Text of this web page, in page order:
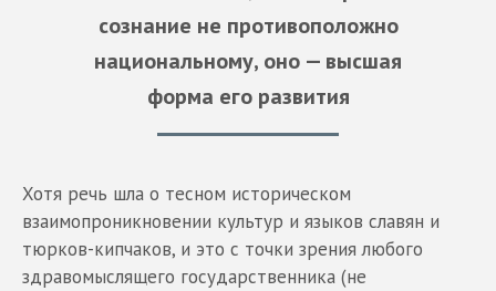
сознание не противоположно
национальному, оно — высшая
форма его развития
Хотя речь шла о тесном историческом
взаимопроникновении культур и языков славян и
тюрков-кипчаков, и это с точки зрения любого
здравомыслящего государственника (не